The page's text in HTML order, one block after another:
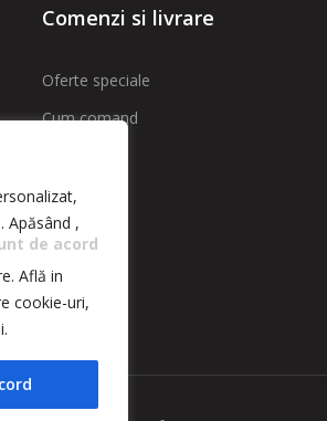
Apăsând
de acord
,
Află in
cookie-uri,
Comenzi si livrare
Oferte speciale
Cum comand
Contact
ANPC - SAL
ANPC